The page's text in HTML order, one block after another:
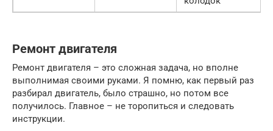
Ремонт двигателя
Ремонт двигателя – это сложная задача, но вполне
выполнимая своими руками. Я помню, как первый раз
разбирал двигатель, было страшно, но потом все
получилось. Главное – не торопиться и следовать
инструкции.